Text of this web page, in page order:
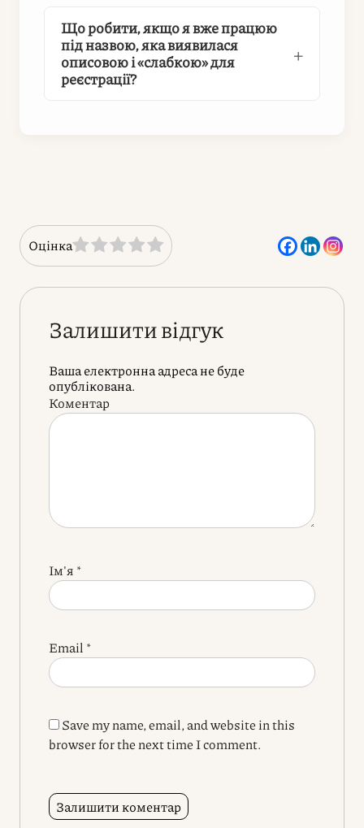
Що робити, якщо я вже працюю
під назвою, яка виявилася
описовою і «слабкою» для
реєстрації?
Оцінка
Залишити відгук
Ваша електронна адреса не буде
опублікована.
Коментар
Ім'я *
Email *
Save my name, email, and website in this
browser for the next time I comment.